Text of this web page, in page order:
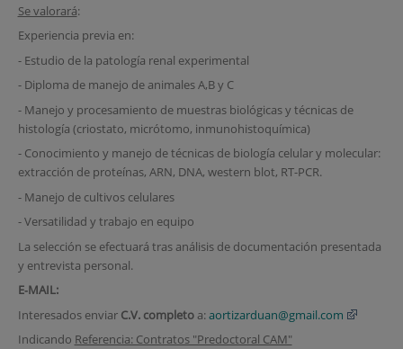
Se valorará:
Experiencia previa en:
- Estudio de la patología renal experimental
- Diploma de manejo de animales A,B y C
- Manejo y procesamiento de muestras biológicas y técnicas de
histología (criostato, micrótomo, inmunohistoquímica)
- Conocimiento y manejo de técnicas de biología celular y molecular:
extracción de proteínas, ARN, DNA, western blot, RT-PCR.
- Manejo de cultivos celulares
- Versatilidad y trabajo en equipo
La selección se efectuará tras análisis de documentación presentada
y entrevista personal.
E‐MAIL:
Interesados enviar C.V. completo a:aortizarduan@gmail.com
Indicando Referencia: Contratos "Predoctoral CAM"